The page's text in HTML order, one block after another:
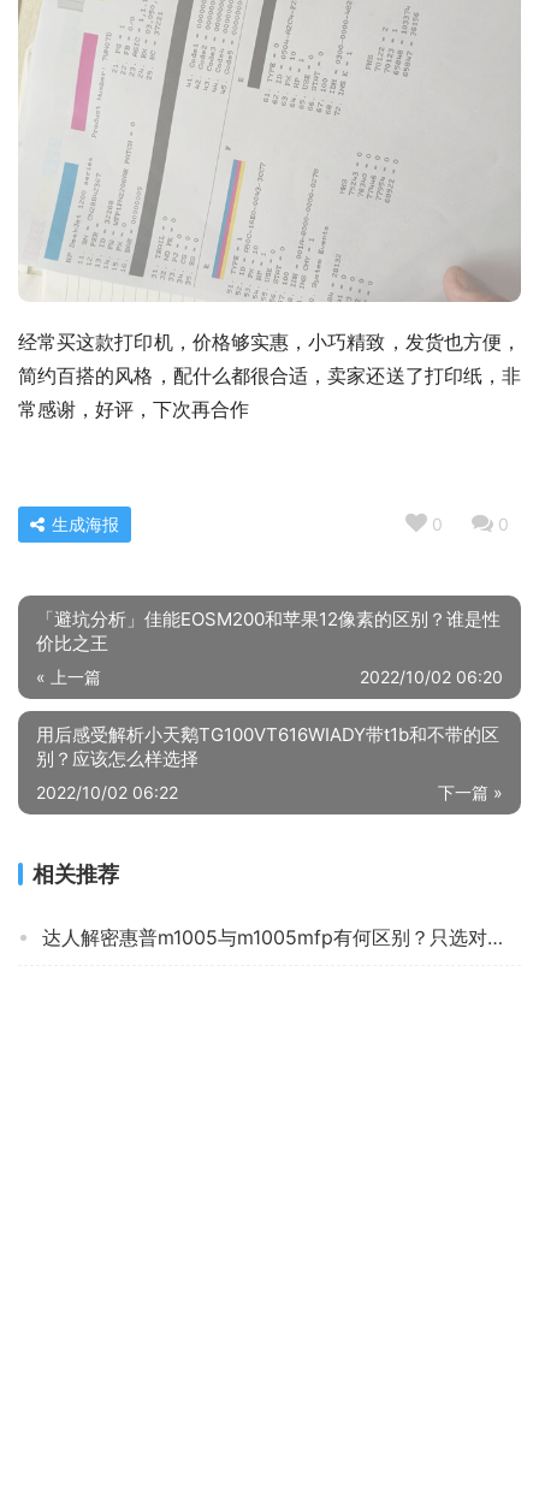
经常买这款打印机，价格够实惠，小巧精致，发货也方便，
简约百搭的风格，配什么都很合适，卖家还送了打印纸，非
常感谢，好评，下次再合作
0 0
生成海报
「避坑分析」佳能EOSM200和苹果12像素的区别？谁是性
价比之王
« 上一篇 2022/10/02 06:20
用后感受解析小天鹅TG100VT616WIADY带t1b和不带的区
别？应该怎么样选择
下一篇 »
2022/10/02 06:22
相关推荐
达人解密惠普m1005与m1005mfp有何区别？只选对的不选贵的